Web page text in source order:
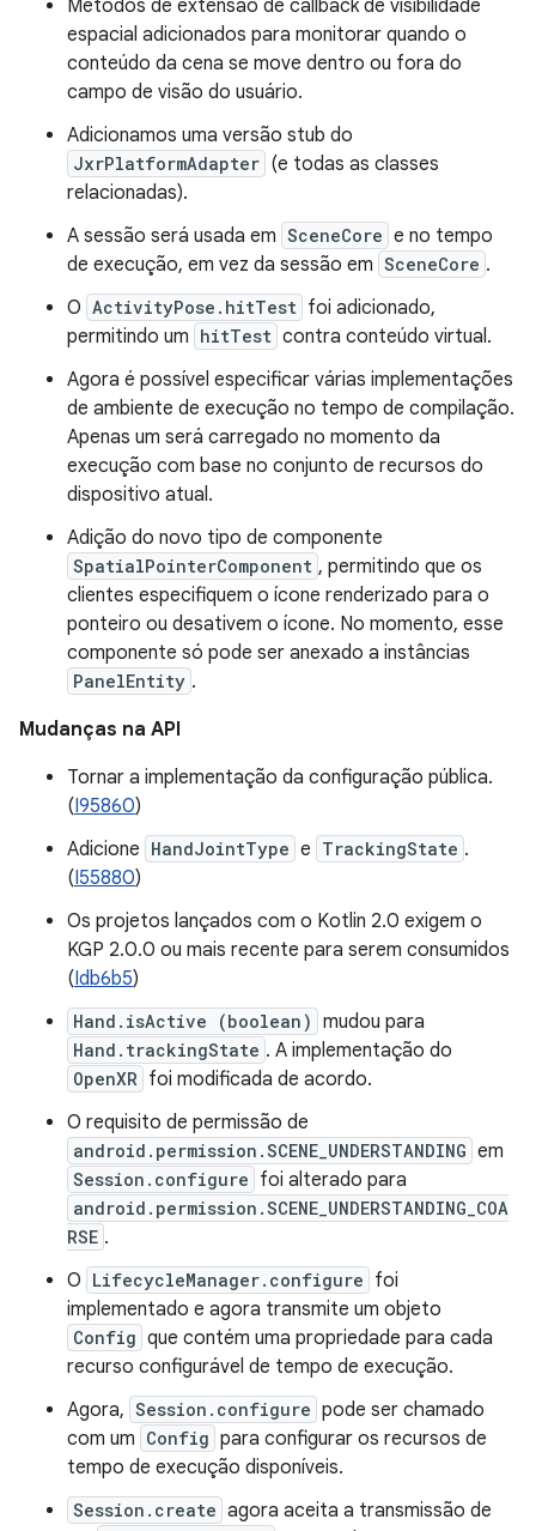
Métodos de extensão de callback de visibilidade
espacial adicionados para monitorar quando o
conteúdo da cena se move dentro ou fora do
campo de visão do usuário.
Adicionamos uma versão stub do
JxrPlatformAdapter (e todas as classes
relacionadas).
A sessão será usada em SceneCore e no tempo
de execução, em vez da sessão em SceneCore .
O ActivityPose.hitTest foi adicionado,
permitindo um hitTest contra conteúdo virtual.
Agora é possível especificar várias implementações
de ambiente de execução no tempo de compilação.
Apenas um será carregado no momento da
execução com base no conjunto de recursos do
dispositivo atual.
Adição do novo tipo de componente
SpatialPointerComponent , permitindo que os
clientes especifiquem o ícone renderizado para o
ponteiro ou desativem o ícone. No momento, esse
componente só pode ser anexado a instâncias
PanelEntity .
Mudanças na API
Tornar a implementação da configuração pública.
(I95860)
Adicione HandJointType e TrackingState .
(I55880)
Os projetos lançados com o Kotlin 2.0 exigem o
KGP 2.0.0 ou mais recente para serem consumidos
(Idb6b5)
Hand.isActive (boolean) mudou para
Hand.trackingState . A implementação do
OpenXR foi modificada de acordo.
O requisito de permissão de
android.permission.SCENE_UNDERSTANDING em
Session.configure foi alterado para
android.permission.SCENE_UNDERSTANDING_COA
RSE .
O LifecycleManager.configure foi
implementado e agora transmite um objeto
Config que contém uma propriedade para cada
recurso configurável de tempo de execução.
Agora, Session.configure pode ser chamado
com um Config para configurar os recursos de
tempo de execução disponíveis.
Session.create agora aceita a transmissão de